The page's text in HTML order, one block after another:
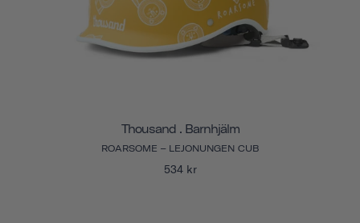
Thousand . Barnhjälm
ROARSOME – LEJONUNGEN CUB
534 kr